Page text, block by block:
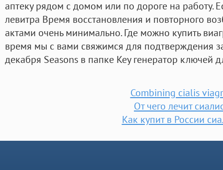
аптеку рядом с домом или по дороге на работу.
левитра Время восстановления и повторного
актами очень минимально. Где можно купить
время мы с вами свяжимся для подтверждения
декабря Seasons в папке Key генератор ключей
Combining cialis
От чего лечит
Как купит в России